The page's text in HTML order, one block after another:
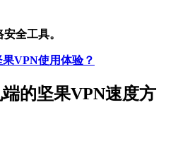
全工具。
VPN使用体验？
的坚果VPN速度方